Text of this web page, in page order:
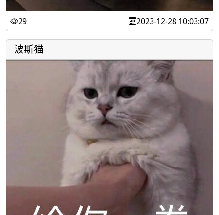
29 2023-12-28 10:03:07
波斯猫